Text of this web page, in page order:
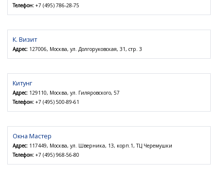
Телефон: +7 (495) 786-28-75
К. Визит
Адрес: 127006, Москва, ул. Долгоруковская, 31, стр. 3
Китунг
Адрес: 129110, Москва, ул. Гиляровского, 57
Телефон: +7 (495) 500-89-61
Окна Мастер
Адрес: 117449, Москва, ул. Шверника, 13, корп.1, ТЦ Черемушки
Телефон: +7 (495) 968-56-80